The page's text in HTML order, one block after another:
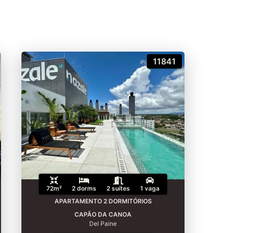
11841
72m² 2 dorms 2 suítes
1 vaga
APARTAMENTO 2 DORMITÓRIOS
CAPÃO DA CANOA
Del Paine